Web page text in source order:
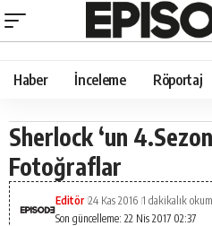
Haber İnceleme Röportaj
Sherlock ‘un
Fotoğraflar
Son güncelleme: 22 Nis 2017 02:37
Editör 24 Kas 2016 1 dakikalık